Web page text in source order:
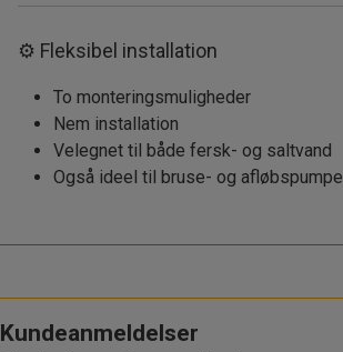
⚙️ Fleksibel installation
To monteringsmuligheder
Nem installation
Velegnet til både fersk- og saltvand
Også ideel til bruse- og afløbspumpe
Kundeanmeldelser